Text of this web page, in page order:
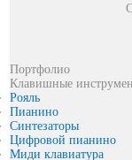
Портфолио
Клавишные
Рояль
Пианино
Синтезаторы
Цифровой пианино
Миди клавиатура